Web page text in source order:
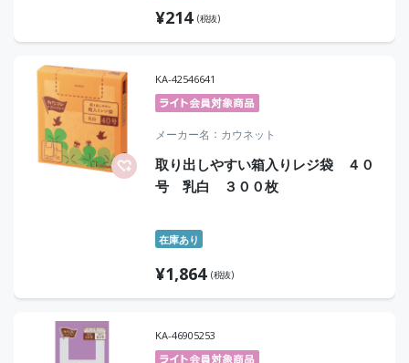
¥214 (税抜)
KA-42546641
メーカー名 カウネット
取り出しやすい箱入りレジ袋 ４０
号 乳白 ３００枚
在庫あり
¥1,864 (税抜)
KA-46905253